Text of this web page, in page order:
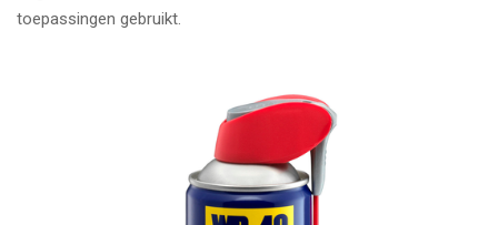
toepassingen gebruikt.